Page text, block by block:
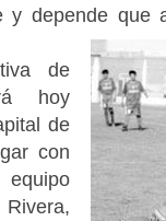
y depende que
de
hoy
de
con